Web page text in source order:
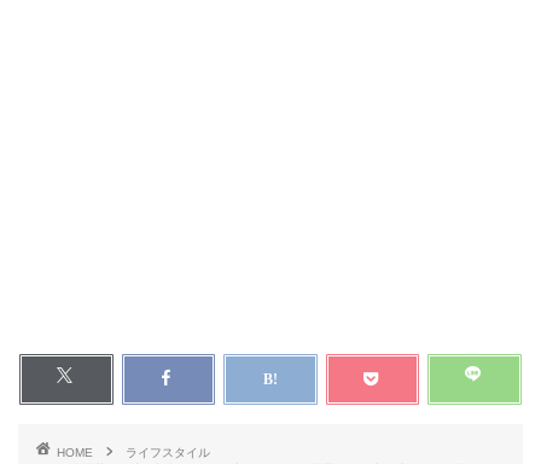
HOME
ライフスタイル